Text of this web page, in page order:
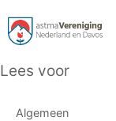
Lees voor
Algemeen